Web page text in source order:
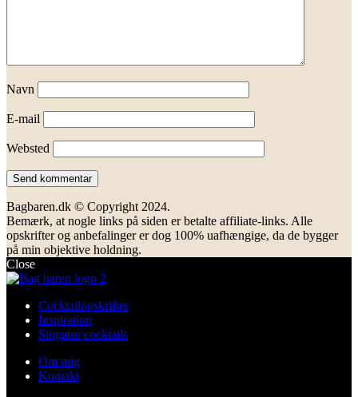
Navn
E-mail
Websted
Bagbaren.dk © Copyright 2024.
Bemærk, at nogle links på siden er betalte affiliate-links. Alle
opskrifter og anbefalinger er dog 100% uafhængige, da de bygger
på min objektive holdning.
Close
Cocktailopskrifter
Inspiration
Singatur cocktails
Om mig
Kontakt